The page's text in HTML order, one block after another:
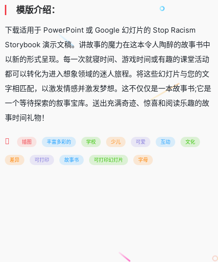
模版介绍：
下载适用于 PowerPoint 或 Google 幻灯片的 Stop Racism
Storybook 演示文稿。讲故事的魔力在这本令人陶醉的故事书中
以新的形式呈现。每一次就寝时间、游戏时间或有趣的课堂活动
都可以转化为进入想象领域的迷人旅程。将这些幻灯片与您的文
字相匹配，以激发情感并激发梦想。这不仅仅是一本故事书;它是
一个等待探索的叙事宝库。送出充满奇迹、惊喜和阅读乐趣的故
事时间礼物！
插图 丰富多彩的 学校 少儿 可爱 互动 文化
差异 可打印 故事书 可打印幻灯片 字母